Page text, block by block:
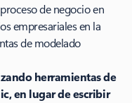
de negocio en
empresariales en la
de modelado
herramientas de
en lugar de escribir